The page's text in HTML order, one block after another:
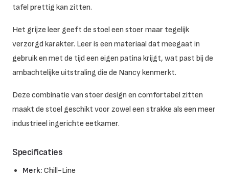
tafel prettig kan zitten.
Het grijze leer geeft de stoel een stoer maar tegelijk
verzorgd karakter. Leer is een materiaal dat meegaat in
gebruik en met de tijd een eigen patina krijgt, wat past bij de
ambachtelijke uitstraling die de Nancy kenmerkt.
Deze combinatie van stoer design en comfortabel zitten
maakt de stoel geschikt voor zowel een strakke als een meer
industrieel ingerichte eetkamer.
Specificaties
Merk: Chill-Line